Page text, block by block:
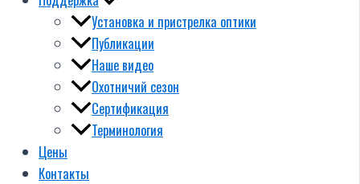
Установка и пристрелка оптики
Публикации
Наше видео
Охотничий сезон
Сертификация
Терминология
Цены
Контакты